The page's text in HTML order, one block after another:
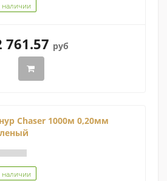
наличии
761.57 руб
Chaser 1000м 0,20мм
наличии